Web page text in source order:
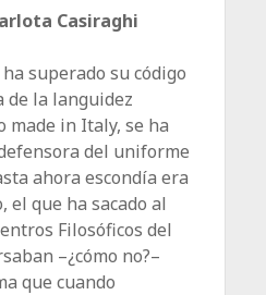
Casiraghi
superado su código
de la languidez
made in Italy, se ha
del uniforme
ahora escondía era
el que ha sacado al
Filosóficos del
–¿cómo no?–
que cuando